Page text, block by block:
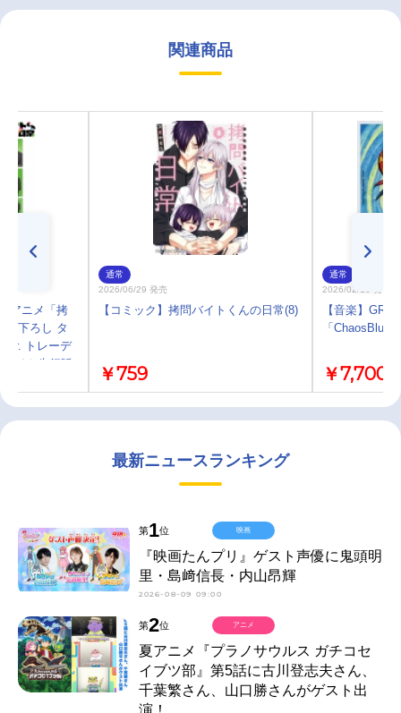
関連商品
アニメ「拷
き下ろし タ
トレーデ
イト先行販
通常
2026/06/29 発売
【コミック】拷問バイトくんの日常(8)
￥759
通常
2026/02/18 発売
【音楽】
「ChaosBlue
￥7,700
最新ニュースランキング
第1位
『映画たんプリ』ゲスト声優に鬼頭明
里・島﨑信長・内山昂輝
2026-08-09 09:00
映画
第2位
夏アニメ『プラノサウルス ガチコセ
イブツ部』第5話に古川登志夫さん、
千葉繁さん、山口勝さんがゲスト出
アニメ